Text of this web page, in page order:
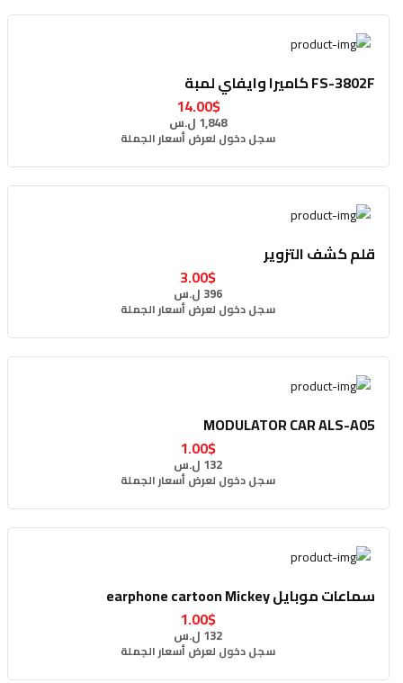
FS-3802F كاميرا وايفاي لمبة
14.00$
1,848 ل.س
سجل دخول لعرض أسعار الجملة
قلم كشف التزوير
3.00$
396 ل.س
سجل دخول لعرض أسعار الجملة
MODULATOR CAR ALS-A05
1.00$
132 ل.س
سجل دخول لعرض أسعار الجملة
سماعات موبايل earphone cartoon Mickey
1.00$
132 ل.س
سجل دخول لعرض أسعار الجملة